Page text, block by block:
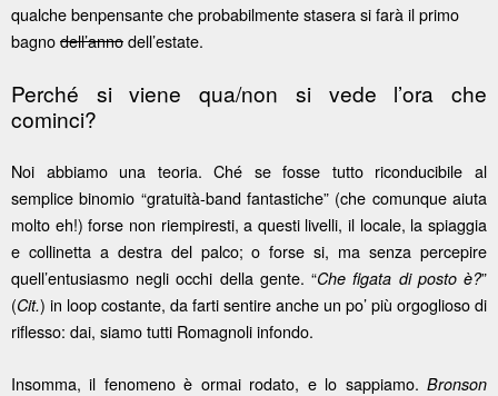
qualche benpensante che probabilmente stasera si farà il primo
bagnodell’annodell’estate.
Perché si viene qua/non si vede l’ora che
cominci?
Noi abbiamo una teoria. Ché se fosse tutto riconducibile al
semplice binomio “gratuità-band fantastiche” (che comunque aiuta
molto eh!) forse non riempiresti, a questi livelli, il locale, la spiaggia
e collinetta a destra del palco; o forse si, ma senza percepire
quell’entusiasmo negli occhi della gente. “Che figata di posto è?”
(Cit.) in loop costante, da farti sentire anche un po’ più orgoglioso di
riflesso: dai, siamo tutti Romagnoli infondo.
Insomma, il fenomeno è ormai rodato, e lo sappiamo. Bronson